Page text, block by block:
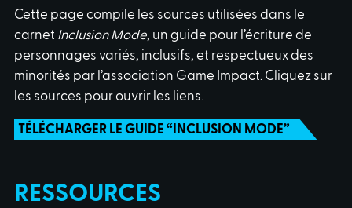
Cette page compile les sources utilisées dans le
carnet Inclusion Mode, un guide pour l’écriture de
personnages variés, inclusifs, et respectueux des
minorités par l’association Game Impact. Cliquez sur
les sources pour ouvrir les liens.
TÉLÉCHARGER LE GUIDE “INCLUSION MODE”
RESSOURCES